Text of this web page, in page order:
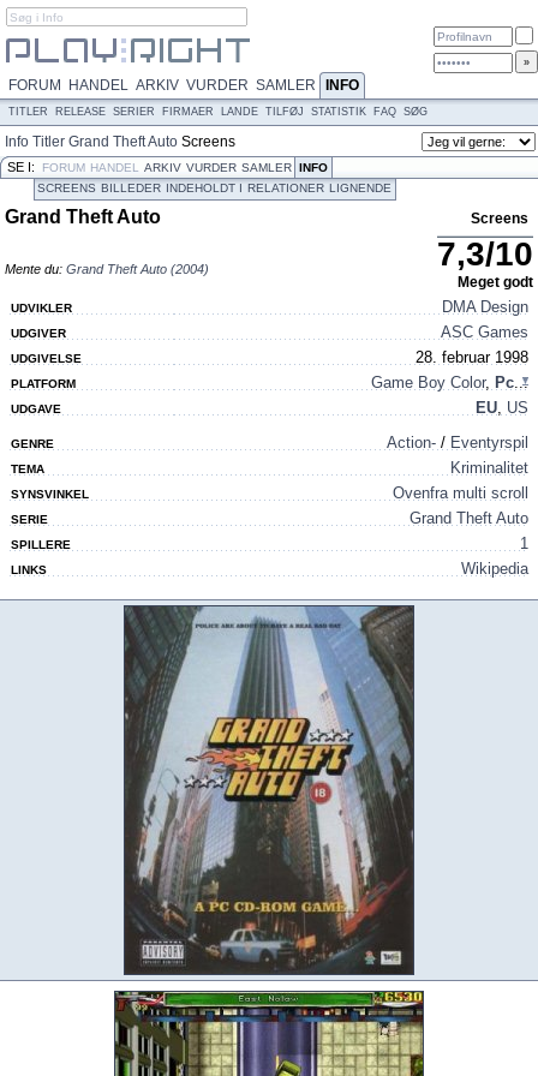
FORUM HANDEL ARKIV VURDER SAMLER INFO
TITLER RELEASE SERIER FIRMAER LANDE TILFØJ STATISTIK FAQ SØG
Info Titler Grand Theft Auto Screens
SE I: FORUM HANDEL ARKIV VURDER SAMLER INFO
SCREENS BILLEDER INDEHOLDT I RELATIONER LIGNENDE
Grand Theft Auto Screens
Mente du: Grand Theft Auto (2004) 7,3/10
Meget godt
UDVIKLER DMA Design
UDGIVER ASC Games
UDGIVELSE 28. februar 1998
PLATFORM Game Boy Color, Pc...
UDGAVE EU, US
GENRE Action- / Eventyrspil
TEMA Kriminalitet
SYNSVINKEL Ovenfra multi scroll
SERIE Grand Theft Auto
SPILLERE 1
LINKS Wikipedia